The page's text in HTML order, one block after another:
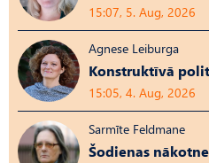
15:07, 5. Aug, 2026
Agnese Leiburga
Konstruktīvā
15:05, 4. Aug, 2026
Sarmīte Feldmane
Šodienas